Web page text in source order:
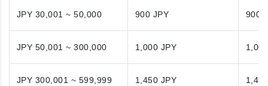
JPY 30,001 ~ 50,000 900 JPY 900
JPY 50,001 ~ 300,000 1,000 JPY
JPY 300,001 ~ 599,999 1,450 JPY